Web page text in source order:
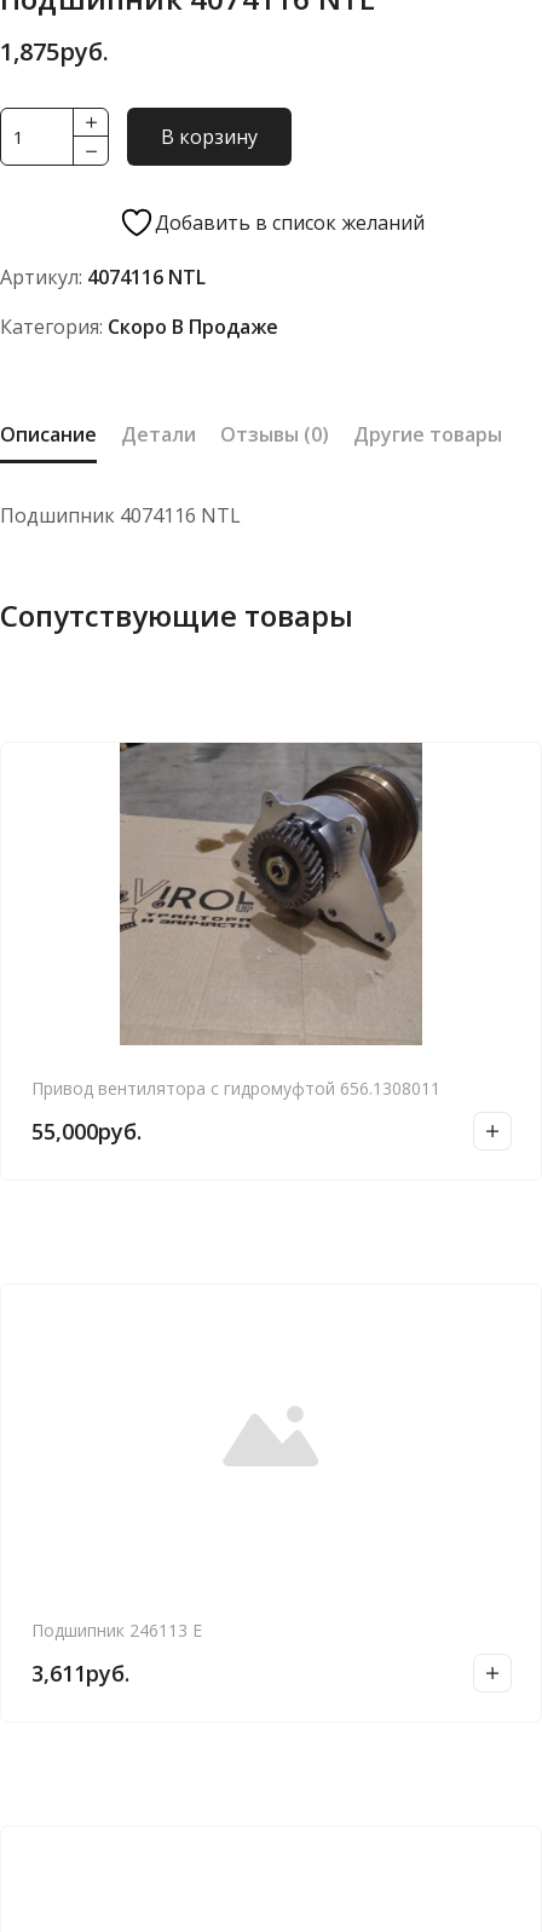
1,875руб.
Количество
товара
В корзину
Добавить в список желаний
Артикул: 4074116 NTL
Категория: Скоро В Продаже
Описание Детали Отзывы (0) Другие товары
Подшипник 4074116 NTL
Сопутствующие товары
Привод вентилятора с гидромуфтой 656.1308011
55,000руб.
Подшипник 246113 Е
3,611руб.